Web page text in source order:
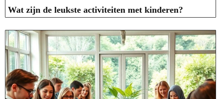
Wat zijn de leukste activiteiten met kinderen?